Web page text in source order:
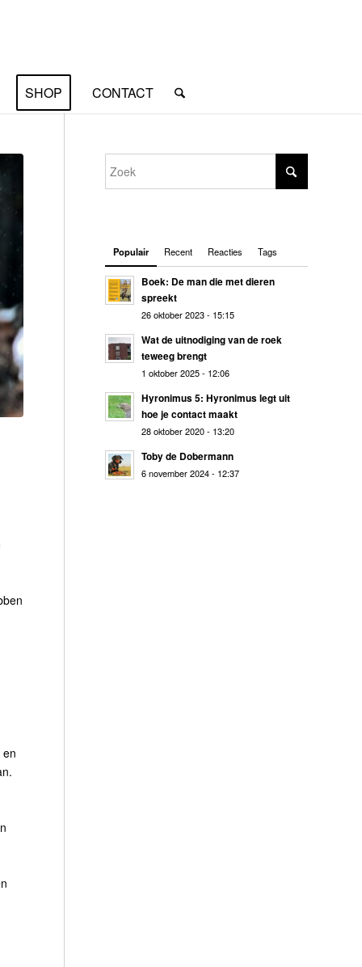
SHOP CONTACT
Populair Recent Reacties Tags
Boek: De man die met dieren
spreekt
26 oktober 2023 - 15:15
Wat de uitnodiging van de roek
teweeg brengt
1 oktober 2025 - 12:06
Hyronimus 5: Hyronimus legt uit
hoe je contact maakt
28 oktober 2020 - 13:20
Toby de Dobermann
6 november 2024 - 12:37